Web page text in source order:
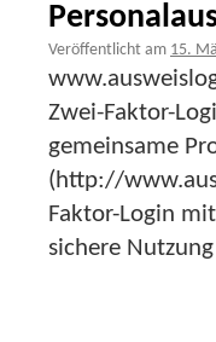
Veröffentlicht am 15.
Zwei-Faktor-
gemeinsame
(http://
Faktor-Login
sichere